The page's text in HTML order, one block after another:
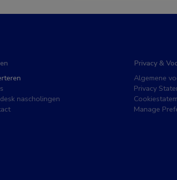
nascholingen
Privacy &
Algemene
Privacy
Manage